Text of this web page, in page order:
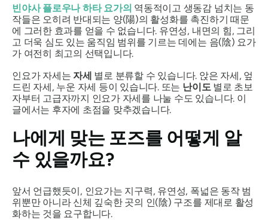
빈야사 플로우나 하타 요가의 역동적이고 생동감 넘치는 동
작들은 오히려 반대되는 양(陽)의 활성화를 촉진하기 때문
에 그러한 효과를 얻을 수 없습니다. 유연성, 내면의 힘, 그리
고 더욱 심도 있는 움직임 범위를 기르는 데에는 음(陰) 요가
가 여전히 최고의 선택입니다.
인요가 자세는자세 별로 분류할 수 있습니다. 앉은 자세, 엎
드린 자세, 누운 자세 등이 있습니다. 또는 난이도별로 초보
자부터 고급자까지 인요가 자세를 나눌 수도 있습니다. 이
글에서는 후자에 초점을 맞추겠습니다.
나에게 맞는 포즈를 어떻게 알
수 있을까요?
앞서 언급했듯이, 인요가는 지구력, 유연성, 폭넓은 동작 범
위뿐만 아니라 신체 깊숙한 곳의 인(陰) 구조를 제대로 활성
화하는 것을 요구합니다.